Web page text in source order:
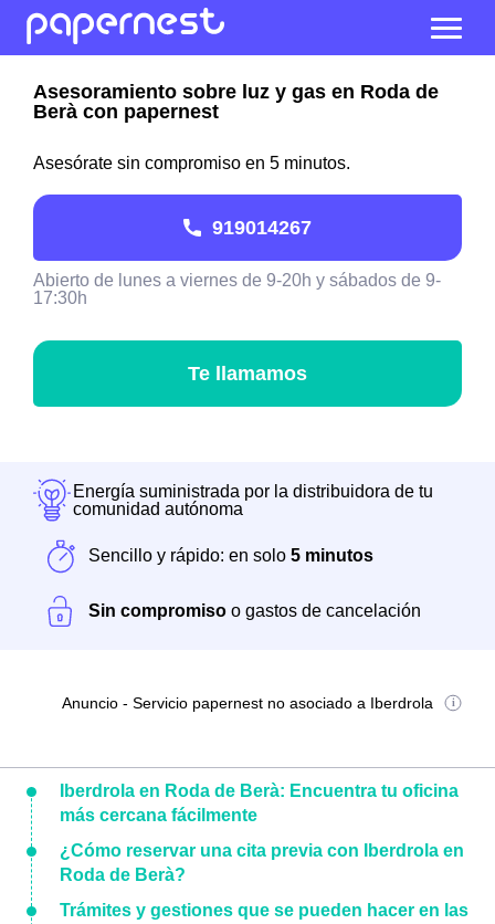
Asesoramiento sobre luz y gas en Roda de
Berà con papernest
Asesórate sin compromiso en 5 minutos.
919014267
Abierto de lunes a viernes de 9-20h y sábados de 9-
17:30h
Te llamamos
Energía suministrada por la distribuidora de tu
comunidad autónoma
Sencillo y rápido: en solo 5 minutos
Sin compromiso o gastos de cancelación
Anuncio - Servicio papernest no asociado a Iberdrola
Iberdrola en Roda de Berà: Encuentra tu oficina
más cercana fácilmente
¿Cómo reservar una cita previa con Iberdrola en
Roda de Berà?
Trámites y gestiones que se pueden hacer en las